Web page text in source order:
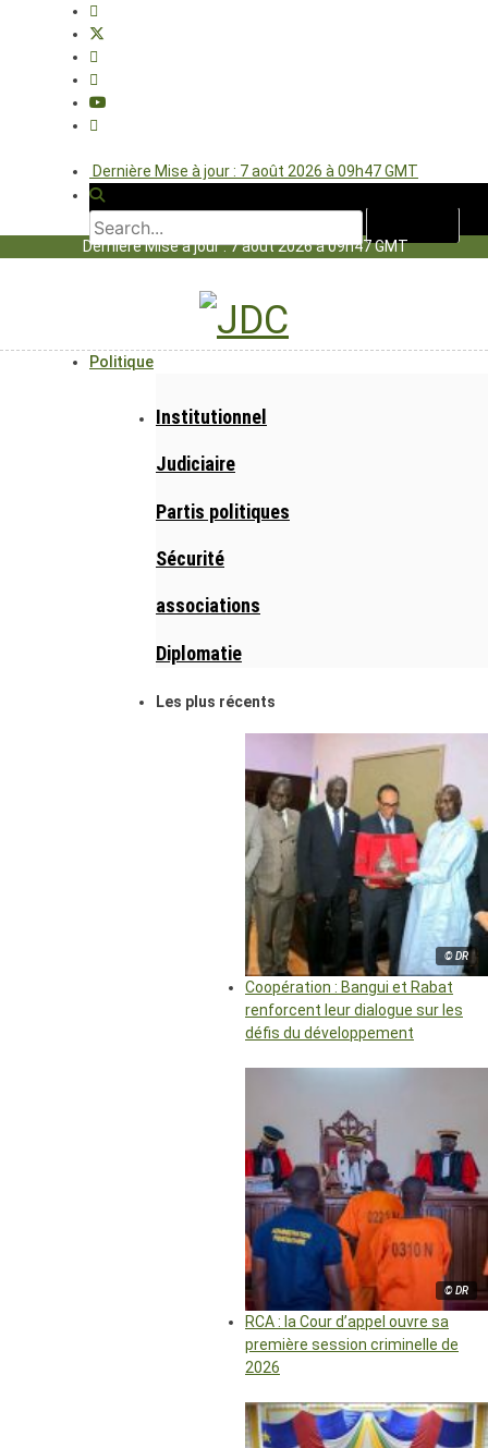
Dernière Mise à jour : 7 août 2026 à 09h47 GMT
Dernière Mise à jour : 7 août 2026 à 09h47 GMT
Politique
Institutionnel
Judiciaire
Partis politiques
Sécurité
associations
Diplomatie
Les plus récents
© DR
Coopération : Bangui et Rabat
renforcent leur dialogue sur les
défis du développement
© DR
RCA : la Cour d’appel ouvre sa
première session criminelle de
2026